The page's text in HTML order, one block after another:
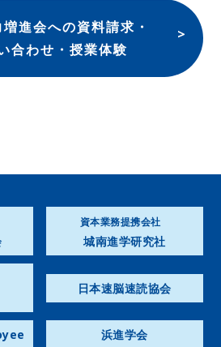
進会への資料請求・
合わせ・授業体験
資本業務提携会社
城南進学研究社
日本速脳速読協会
浜進学会